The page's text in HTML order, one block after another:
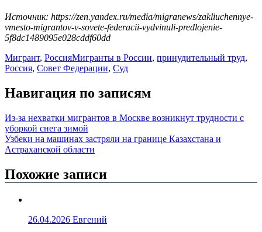
Источник: https://zen.yandex.ru/media/migranews/zakliuchennye-
vmesto-migrantov-v-sovete-federacii-vydvinuli-predlojenie-
5f8dc1489095e028cddf60dd
Мигрант, РоссияМигранты в России, принудительный труд,
Россия, Совет Федерации, Суд
Навигация по записям
Из-за нехватки мигрантов в Москве возникнут трудности с
уборкой снега зимой
Узбеки на машинах застряли на границе Казахстана и
Астраханской области
Похожие записи
26.04.2026 Евгений